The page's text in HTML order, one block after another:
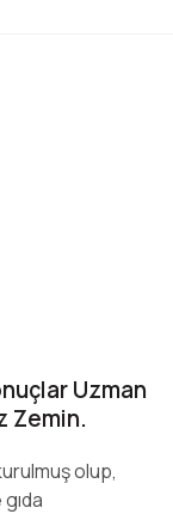
Uzman
Zemin.
olup,